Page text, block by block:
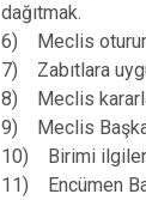
dağıtmak.
6) Meclis
7) Zabıtlara
8) Meclis
9) Meclis
10) Birimi
11) Encümen